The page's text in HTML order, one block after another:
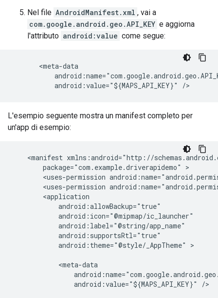
Nel file AndroidManifest.xml , vai a
com.google.android.geo.API_KEY e aggiorna
l'attributo android:value come segue:
       <meta-data
L'esempio seguente mostra un manifest completo per
un'app di esempio:
<manifest xmlns:android="http://
        package="com.example.driverapidemo" >
<uses-permission
<uses-permission
        <application
            android:allowBackup="true"
            android:icon="@mipmap/ic_launcher"
            android:label="@string/app_name"
            android:supportsRtl="true"
            android:theme="@style/_AppTheme" >
            <meta-data
                android:value="${MAPS_API_KEY}" />